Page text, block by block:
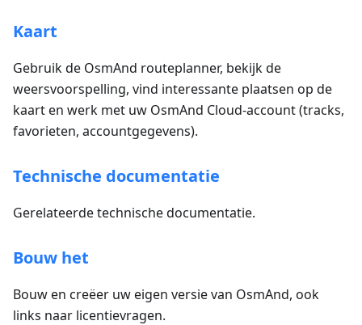
Kaart
Gebruik de OsmAnd routeplanner, bekijk de
weersvoorspelling, vind interessante plaatsen op de
kaart en werk met uw OsmAnd Cloud-account (tracks,
favorieten, accountgegevens).
Technische documentatie
Gerelateerde technische documentatie.
Bouw het
Bouw en creëer uw eigen versie van OsmAnd, ook
links naar licentievragen.